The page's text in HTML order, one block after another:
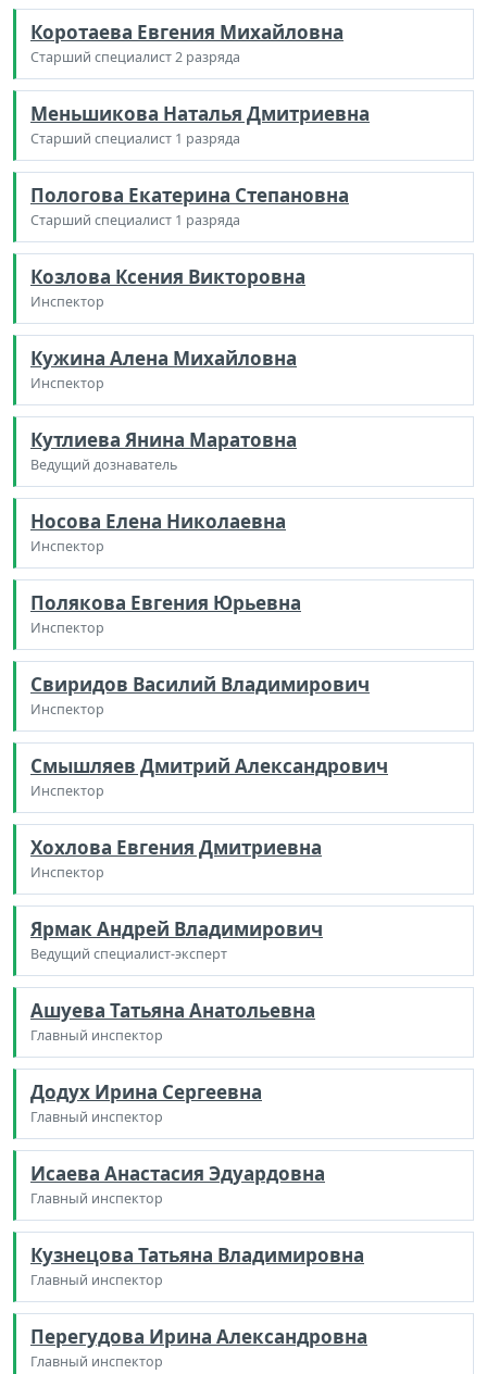
Коротаева Евгения Михайловна
Старший специалист 2 разряда
Меньшикова Наталья Дмитриевна
Старший специалист 1 разряда
Пологова Екатерина Степановна
Старший специалист 1 разряда
Козлова Ксения Викторовна
Инспектор
Кужина Алена Михайловна
Инспектор
Кутлиева Янина Маратовна
Ведущий дознаватель
Носова Елена Николаевна
Инспектор
Полякова Евгения Юрьевна
Инспектор
Свиридов Василий Владимирович
Инспектор
Смышляев Дмитрий Александрович
Инспектор
Хохлова Евгения Дмитриевна
Инспектор
Ярмак Андрей Владимирович
Ведущий специалист-эксперт
Ашуева Татьяна Анатольевна
Главный инспектор
Додух Ирина Сергеевна
Главный инспектор
Исаева Анастасия Эдуардовна
Главный инспектор
Кузнецова Татьяна Владимировна
Главный инспектор
Перегудова Ирина Александровна
Главный инспектор